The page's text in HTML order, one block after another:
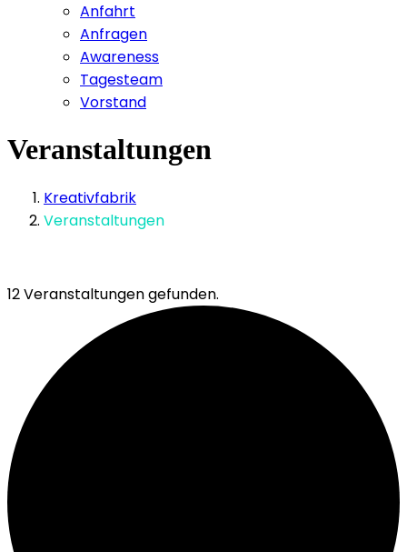
Anfahrt
Anfragen
Awareness
Tagesteam
Vorstand
Veranstaltungen
Kreativfabrik
Veranstaltungen
12 Veranstaltungen gefunden.